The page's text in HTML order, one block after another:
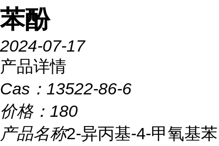
苯酚
2024-07-17
产品详情
Cas： 13522-86-6
价格： 180
产品名称2-异丙基-4-甲氧基苯